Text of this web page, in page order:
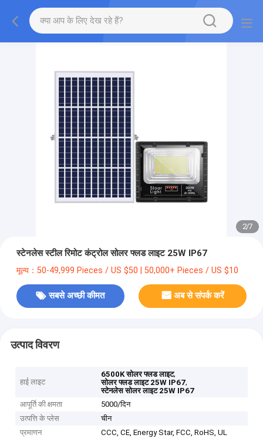
2/7
स्टेनलेस स्टील रिमोट कंट्रोल सोलर फ्लड लाइट 25W IP67
मूल्य：50-49,999 Pieces / US $50 | 50,000+ Pieces / US $10
सबसे अच्छी कीमत अब से संपर्क करें
उत्पाद विवरण
हाई लाइट
6500K सोलर फ्लड लाइट,
सोलर फ्लड लाइट 25W IP67,
स्टेनलेस सोलर लाइट 25W IP67
आपूर्ति की क्षमता
5000/दिन
उत्पत्ति के प्लेस
चीन
प्रमाणन
CCC, CE, Energy Star, FCC, RoHS, UL